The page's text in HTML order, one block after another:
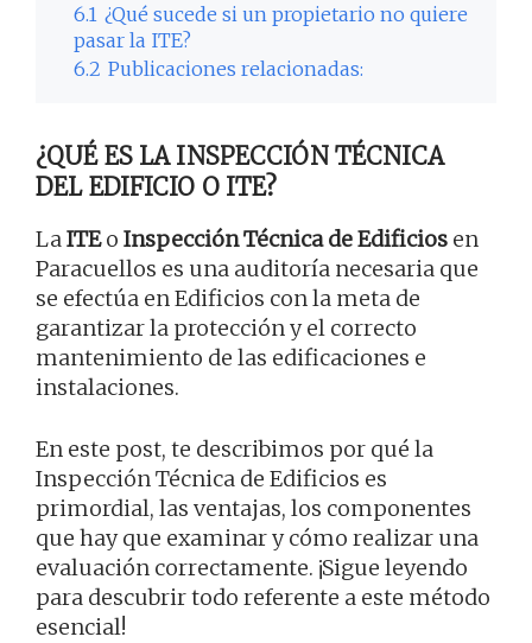
6.1 ¿Qué sucede si un propietario no quiere
pasar la ITE?
6.2 Publicaciones relacionadas:
¿QUÉ ES LA INSPECCIÓN TÉCNICA
DEL EDIFICIO O ITE?
LaITEo Inspección Técnica de Edificios en
Paracuellos es una auditoría necesaria que
se efectúa en Edificios con la meta de
garantizar la protección y el correcto
mantenimiento de las edificaciones e
instalaciones.
En este post, te describimos por qué la
Inspección Técnica de Edificios es
primordial, las ventajas, los componentes
que hay que examinar y cómo realizar una
evaluación correctamente. ¡Sigue leyendo
para descubrir todo referente a este método
esencial!